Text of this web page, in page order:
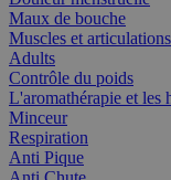
Maux de bouche
Muscles et articulations
Adults
Contrôle du poids
L'aromathérapie et les
Minceur
Respiration
Anti Pique